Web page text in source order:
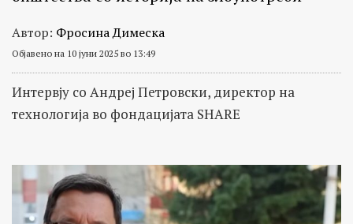
Автор: Фросина Димеска
Објавено на 10 јуни 2025 во 13:49
Интервју со Андреј Петровски, директор на
технологија во фондацијата SHARE